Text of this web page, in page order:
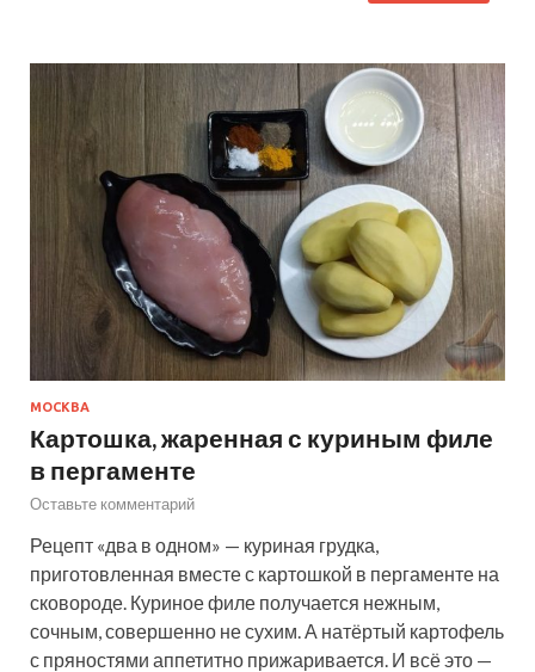
МОСКВА
Картошка, жаренная с куриным филе
в пергаменте
Оставьте комментарий
Рецепт «два в одном» — куриная грудка,
приготовленная вместе с картошкой в пергаменте на
сковороде. Куриное филе получается нежным,
сочным, совершенно не сухим. А натёртый картофель
с пряностями аппетитно прижаривается. И всё это —